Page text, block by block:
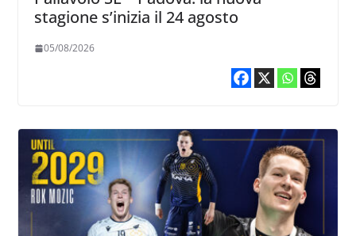
stagione s’inizia il 24 agosto
05/08/2026